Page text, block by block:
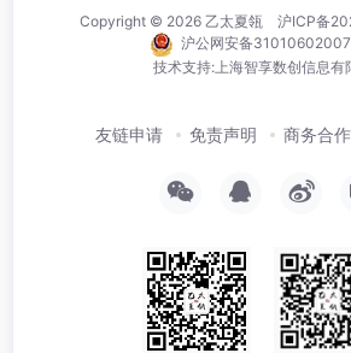
Copyright © 2026 乙太夏瓴
沪ICP备
沪公网安备
技术支持:上海智享数创信息有
友链申请 免责声明 商务合作